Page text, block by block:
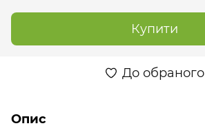
Купити
До обраного
Опис